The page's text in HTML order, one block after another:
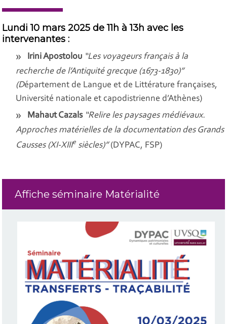
Lundi 10 mars 2025 de 11h à 13h avec les
intervenantes :
Irini Apostolou “Les voyageurs français à la
recherche de l’Antiquité grecque (1673-1830)”
(Département de Langue et de Littérature françaises,
Université nationale et capodistrienne d’Athènes)
Mahaut Cazals “Relire les paysages médiévaux.
Approches matérielles de la documentation des Grands
Causses (XI-XIIIe siècles)”(DYPAC, FSP)
Affiche séminaire Matérialité